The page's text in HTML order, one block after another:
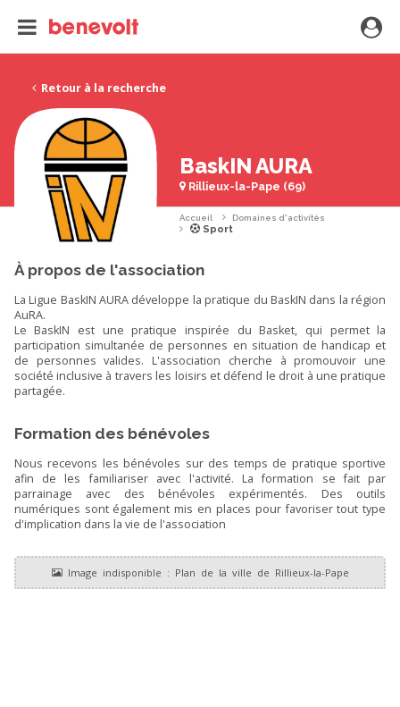
Retour à la recherche
BaskIN AURA
Rillieux-la-Pape (69)
Accueil Domaines d'activités
Sport
À propos de l'association
La Ligue BaskIN AURA développe la pratique du BaskIN dans la région
AuRA.
Le BaskIN est une pratique inspirée du Basket, qui permet la
participation simultanée de personnes en situation de handicap et
de personnes valides. L'association cherche à promouvoir une
société inclusive à travers les loisirs et défend le droit à une pratique
partagée.
Formation des bénévoles
Nous recevons les bénévoles sur des temps de pratique sportive
afin de les familiariser avec l'activité. La formation se fait par
parrainage avec des bénévoles expérimentés. Des outils
numériques sont également mis en places pour favoriser tout type
d'implication dans la vie de l'association